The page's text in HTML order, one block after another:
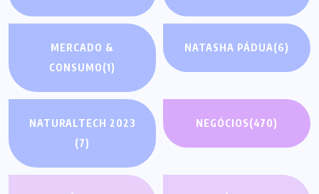
MERCADO &
CONSUMO(1)
NATASHA PÁDUA(6)
NATURALTECH 2023
(7)
NEGÓCIOS(470)